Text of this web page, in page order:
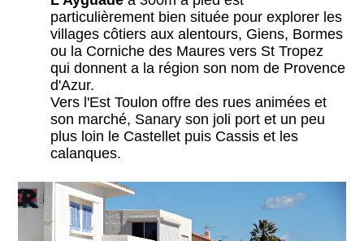
particulièrement bien située pour explorer les
villages côtiers aux alentours, Giens, Bormes
ou la Corniche des Maures vers St Tropez
qui donnent a la région son nom de Provence
d'Azur.
Vers l'Est Toulon offre des rues animées et
son marché, Sanary son joli port et un peu
plus loin le Castellet puis Cassis et les
calanques.